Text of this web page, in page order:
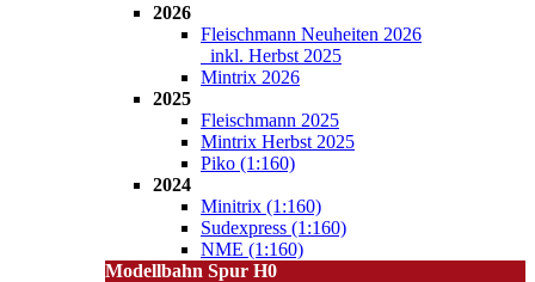
2026
Fleischmann Neuheiten 2026
inkl. Herbst 2025
Mintrix 2026
2025
Fleischmann 2025
Mintrix Herbst 2025
Piko (1:160)
2024
Minitrix (1:160)
Sudexpress (1:160)
NME (1:160)
Modellbahn Spur H0